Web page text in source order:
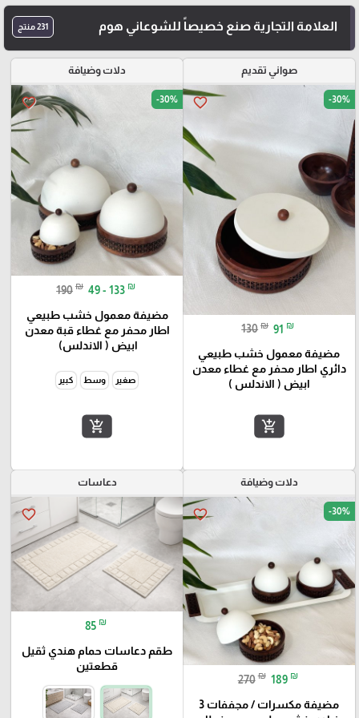
العلامة التجارية صنع خصيصاً للشوعاني هوم 231 منتج
صواني تقديم
favorite_border -30%
130 ₪ 91 ₪
مضيفة معمول خشب طبيعي
دائري اطار محفر مع غطاء معدن
ابيض ( الاندلس )
add_shopping_cart
دلات وضيافة
favorite_border -30%
190 ₪ 49 - 133 ₪
مضيفة معمول خشب طبيعي
اطار محفر مع غطاء قبة معدن
ابيض ( الاندلس)
صغير وسط كبير
add_shopping_cart
دلات وضيافة
favorite_border -30%
270 ₪ 189 ₪
مضيفة مكسرات / مجففات 3
دعاسات
favorite_border
85 ₪
طقم دعاسات حمام هندي ثقيل
قطعتين